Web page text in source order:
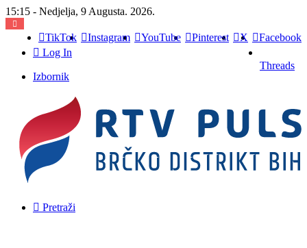
15:15 - Nedjelja, 9 Augusta. 2026.
Facebook
X
Pinterest
YouTube
Instagram
TikTok
Threads
Log In
Izbornik
Pretraži